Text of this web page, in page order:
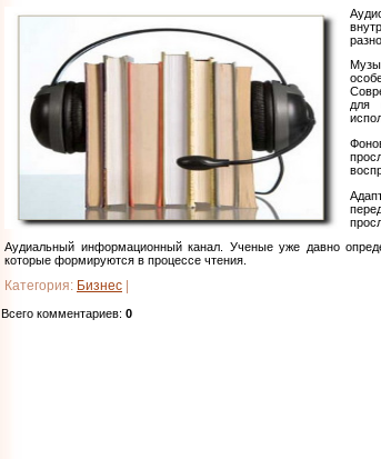
для
Аудиальный информационный канал. Ученые уже давно
которые формируются в процессе чтения.
Категория: Бизнес |
Всего комментариев: 0